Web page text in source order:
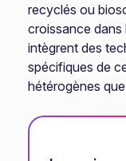
recyclés ou
croissance dans
intègrent des
spécifiques de
hétérogènes